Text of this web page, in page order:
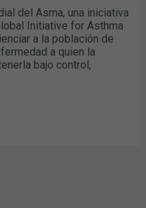
del Asma, una iniciativa
Initiative for Asthma
a la población de
a quien la
bajo control,